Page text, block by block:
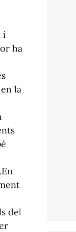
i
ha
la
del